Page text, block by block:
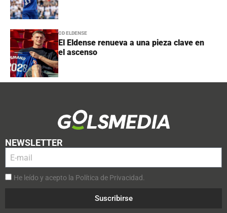
CD ELDENSE
El Eldense renueva a una pieza clave en
el ascenso
NEWSLETTER
He leído y acepto la Política de Privacidad.
Suscribirse